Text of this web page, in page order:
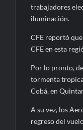
trabajadores
iluminación.
CFE reportó
CFE en esta
Por lo pronto,
tormenta
Cobá, en
A su vez, los
regreso del